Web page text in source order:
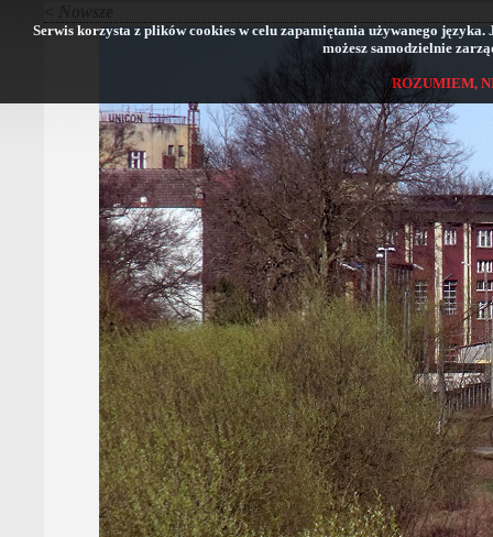
Serwis korzysta z plików cookies w celu zapamiętania używanego
możesz samodzielnie
ROZUMIEM,